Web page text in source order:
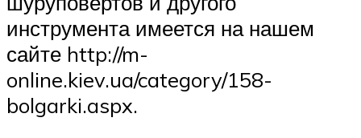
инструмента имеется на нашем
сайте http://m-
online.kiev.ua/category/158-
bolgarki.aspx.